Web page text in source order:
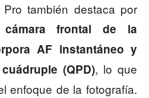
también destaca por
cámara frontal de la
AF instantáneo y
(QPD), lo que
enfoque de la fotografía.